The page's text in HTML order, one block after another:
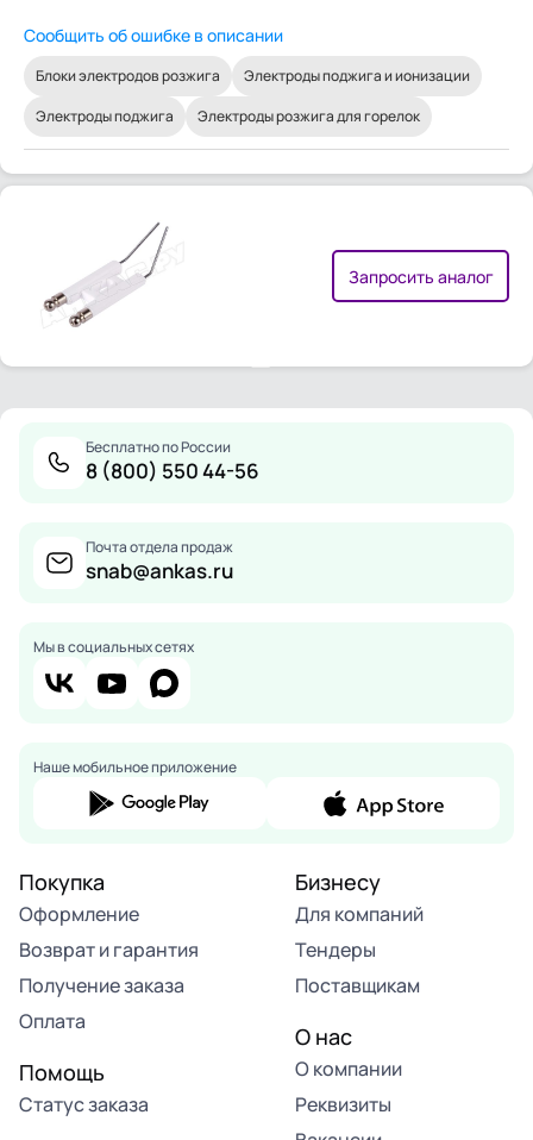
Сообщить об ошибке в описании
Блоки электродов розжига
Электроды поджига и ионизации
Электроды поджига
Электроды розжига для горелок
Запросить аналог
Бесплатно по России
8 (800) 550 44-56
Почта отдела продаж
snab@ankas.ru
Мы в социальных сетях
Наше мобильное приложение
Покупка
Оформление
Возврат и гарантия
Получение заказа
Оплата
Помощь
Статус заказа
Бизнесу
Для компаний
Тендеры
Поставщикам
О нас
О компании
Реквизиты